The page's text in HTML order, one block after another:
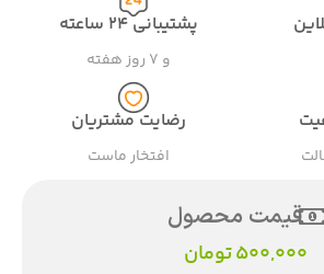
پشتیبانی ۲۴ ساعته
و ۷ روز هفته
رضایت مشتریان
افتخار ماست
قیمت محصول
500,000تومان